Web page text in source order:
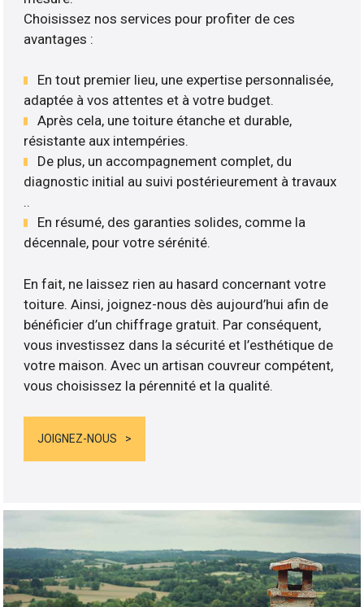
Choisissez nos services pour profiter de ces
avantages :
En tout premier lieu, une expertise personnalisée,
adaptée à vos attentes et à votre budget.
Après cela, une toiture étanche et durable,
résistante aux intempéries.
De plus, un accompagnement complet, du
diagnostic initial au suivi postérieurement à travaux
..
En résumé, des garanties solides, comme la
décennale, pour votre sérénité.
En fait, ne laissez rien au hasard concernant votre
toiture. Ainsi, joignez-nous dès aujourd’hui afin de
bénéficier d’un chiffrage gratuit. Par conséquent,
vous investissez dans la sécurité et l’esthétique de
votre maison. Avec un artisan couvreur compétent,
vous choisissez la pérennité et la qualité.
JOIGNEZ-NOUS